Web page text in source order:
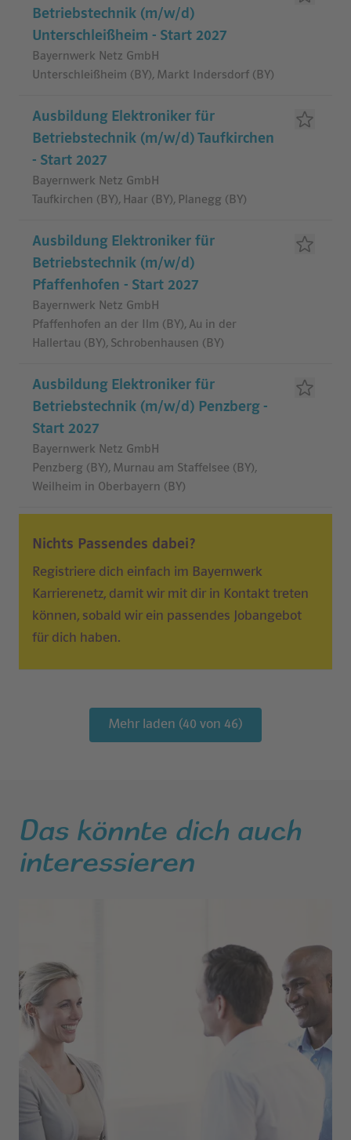
Betriebstechnik (m/w/d)
Unterschleißheim - Start 2027
Bayernwerk Netz GmbH
Unterschleißheim (BY), Markt Indersdorf (BY)
Ausbildung Elektroniker für
Betriebstechnik (m/w/d) Taufkirchen
- Start 2027
Bayernwerk Netz GmbH
Taufkirchen (BY), Haar (BY), Planegg (BY)
Ausbildung Elektroniker für
Betriebstechnik (m/w/d)
Pfaffenhofen - Start 2027
Bayernwerk Netz GmbH
Pfaffenhofen an der Ilm (BY), Au in der
Hallertau (BY), Schrobenhausen (BY)
Ausbildung Elektroniker für
Betriebstechnik (m/w/d) Penzberg -
Start 2027
Bayernwerk Netz GmbH
Penzberg (BY), Murnau am Staffelsee (BY),
Weilheim in Oberbayern (BY)
Nichts Passendes dabei?
Registriere dich einfach im Bayernwerk
Karrierenetz, damit wir mit dir in Kontakt treten
können, sobald wir ein passendes Jobangebot
für dich haben.
Mehr laden (40 von 46)
Das könnte dich auch
interessieren